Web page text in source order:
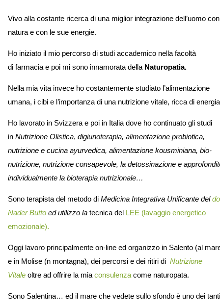
Vivo alla costante ricerca di una miglior integrazione dell’uomo
natura e con le sue energie.
Ho iniziato il mio percorso di studi accademico nella facoltà
di farmacia e poi mi sono innamorata della Naturopatia.
Nella mia vita invece ho costantemente studiato l’alimentazione
umana, i cibi e l’importanza di una nutrizione vitale, ricca di
Ho lavorato in Svizzera e poi in Italia dove ho continuato gli studi
inNutrizione Olistica,digiunoterapia, alimentazione probiotica,
nutrizione e cucina ayurvedica, alimentazione kousminiana, bio-
nutrizione, nutrizione consapevole, la detossinazione e
individualmente la bioterapia nutrizionale…
Sono terapista del metodo diMedicina Integrativa Unificante del
Nader Butto ed utilizzo la tecnica del LEE (lavaggio energetico
emozionale).
Oggi lavoro principalmente on-line ed organizzo in Salento (al
e in Molise (n montagna), dei percorsi e dei ritiri di Nutrizione
Vitale oltre ad offrire la miaconsulenza come naturopata.
Sono Salentina… ed il mare che vedete sullo sfondo è uno dei